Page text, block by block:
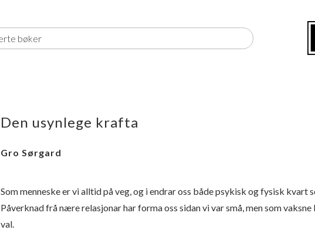
Den usynlege krafta
Gro Sørgard
Som menneske er vi alltid på veg, og i endrar oss både psykisk og fysisk kvart
Påverknad frå nære relasjonar har forma oss sidan vi var små, men som vaksne
val.